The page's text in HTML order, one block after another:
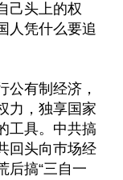
己头上的权
人凭什么要追
公有制经济，
力，独享国家
工具。中共搞
回头向巿场经
后搞“三自一